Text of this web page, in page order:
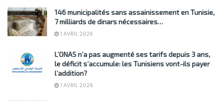
146 municipalités sans assainissement en Tunisie,
7 milliards de dinars nécessaires…
1 AVRIL 2026
L’ONAS n’a pas augmenté ses tarifs depuis 3 ans,
le déficit s’accumule: les Tunisiens vont-ils payer
l’addition?
1 AVRIL 2026